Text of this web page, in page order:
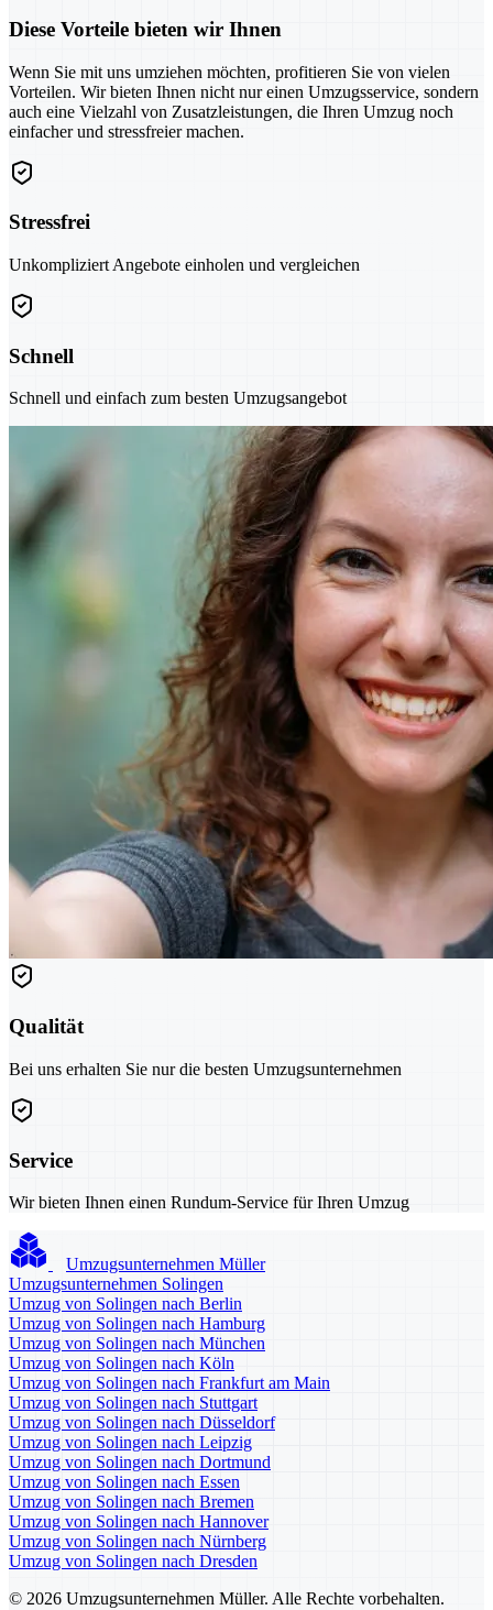
Diese Vorteile bieten wir Ihnen
Wenn Sie mit uns umziehen möchten, profitieren Sie von vielen
Vorteilen. Wir bieten Ihnen nicht nur einen Umzugsservice, sondern
auch eine Vielzahl von Zusatzleistungen, die Ihren Umzug noch
einfacher und stressfreier machen.
Stressfrei
Unkompliziert Angebote einholen und vergleichen
Schnell
Schnell und einfach zum besten Umzugsangebot
Qualität
Bei uns erhalten Sie nur die besten Umzugsunternehmen
Service
Wir bieten Ihnen einen Rundum-Service für Ihren Umzug
Umzugsunternehmen Müller
Umzugsunternehmen Solingen
Umzug von Solingen nach Berlin
Umzug von Solingen nach Hamburg
Umzug von Solingen nach München
Umzug von Solingen nach Köln
Umzug von Solingen nach Frankfurt am Main
Umzug von Solingen nach Stuttgart
Umzug von Solingen nach Düsseldorf
Umzug von Solingen nach Leipzig
Umzug von Solingen nach Dortmund
Umzug von Solingen nach Essen
Umzug von Solingen nach Bremen
Umzug von Solingen nach Hannover
Umzug von Solingen nach Nürnberg
Umzug von Solingen nach Dresden
© 2026 Umzugsunternehmen Müller. Alle Rechte vorbehalten.